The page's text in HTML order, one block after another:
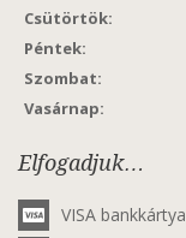
Csütörtök:
Péntek:
Szombat:
Vasárnap:
Elfogadjuk…
VISA bankkártya